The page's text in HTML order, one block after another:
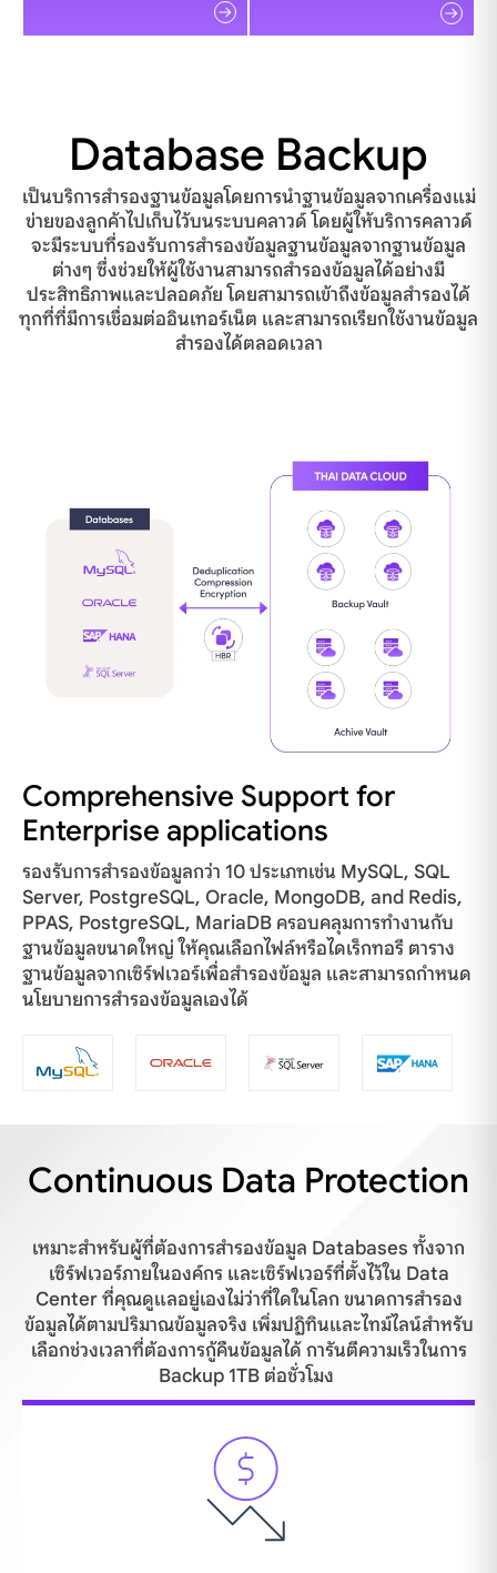
Database Backup
เป็นบริการสำรองฐานข้อมูลโดยการนำฐานข้อมูลจากเครื่องแม่
ข่ายของลูกค้าไปเก็บไว้บนระบบคลาวด์ โดยผู้ให้บริการคลาวด์
จะมีระบบที่รองรับการสำรองข้อมูลฐานข้อมูลจากฐานข้อมูล
ต่างๆ ซึ่งช่วยให้ผู้ใช้งานสามารถสำรองข้อมูลได้อย่างมี
ประสิทธิภาพและปลอดภัย โดยสามารถเข้าถึงข้อมูลสำรองได้
ทุกที่ที่มีการเชื่อมต่ออินเทอร์เน็ต และสามารถเรียกใช้งานข้อมูล
สำรองได้ตลอดเวลา
Comprehensive Support for
Enterprise applications
รองรับการสำรองข้อมูลกว่า 10 ประเภทเช่น MySQL, SQL
Server, PostgreSQL, Oracle, MongoDB, and Redis,
PPAS, PostgreSQL, MariaDB ครอบคลุมการทำงานกับ
ฐานข้อมูลขนาดใหญ่ ให้คุณเลือกไฟล์หรือไดเร็กทอรี ตาราง
ฐานข้อมูลจากเซิร์ฟเวอร์เพื่อสำรองข้อมูล และสามารถกำหนด
นโยบายการสำรองข้อมูลเองได้
Continuous Data Protection
เหมาะสำหรับผู้ที่ต้องการสำรองข้อมูล Databases ทั้งจาก
เซิร์ฟเวอร์ภายในองค์กร และเซิร์ฟเวอร์ที่ตั้งไว้ใน Data
Center ที่คุณดูแลอยู่เองไม่ว่าที่ใดในโลก ขนาดการสำรอง
ข้อมูลได้ตามปริมาณข้อมูลจริง เพิ่มปฏิทินและไทม์ไลน์สำหรับ
เลือกช่วงเวลาที่ต้องการกู้คืนข้อมูลได้ การันตีความเร็วในการ
Backup 1TB ต่อชั่วโมง